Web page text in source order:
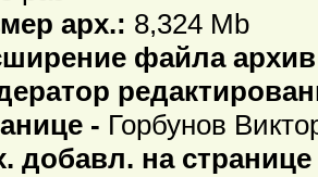
арх.: 8,324 Mb
файла
- Горбунов
добавл. на